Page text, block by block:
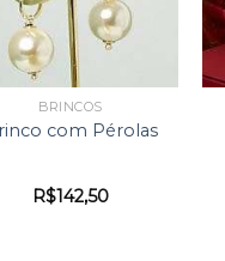
BRINCOS
com Pérolas
R$142,50